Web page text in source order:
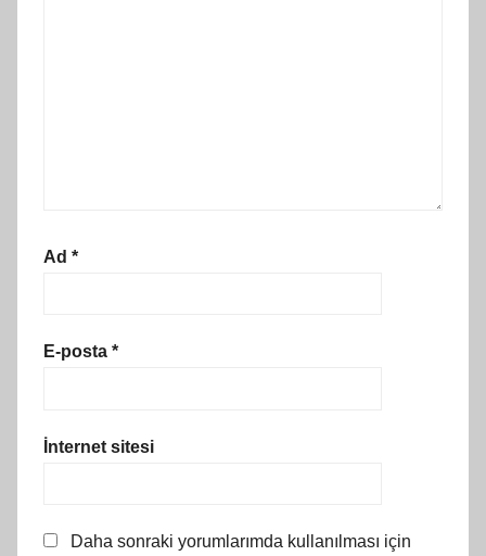
Ad *
E-posta *
İnternet sitesi
Daha sonraki yorumlarımda kullanılması için